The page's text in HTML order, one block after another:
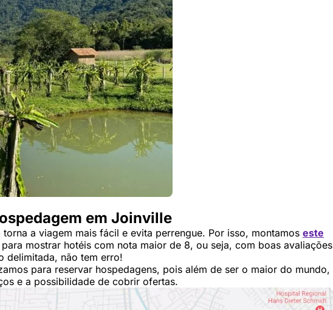
em Joinville
a viagem mais fácil e evita perrengue. Por isso, montamos este
mostrar hotéis com nota maior de 8, ou seja, com boas avaliações
delimitada, não tem erro!
para reservar hospedagens, pois além de ser o maior do mundo,
e a possibilidade de cobrir ofertas.